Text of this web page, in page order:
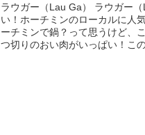
ラウガー（Lau Ga） ラウガー
い！ホーチミンのローカルに人
ーチミンで鍋？って思うけど、
つ切りのおい肉がいっぱい！こ